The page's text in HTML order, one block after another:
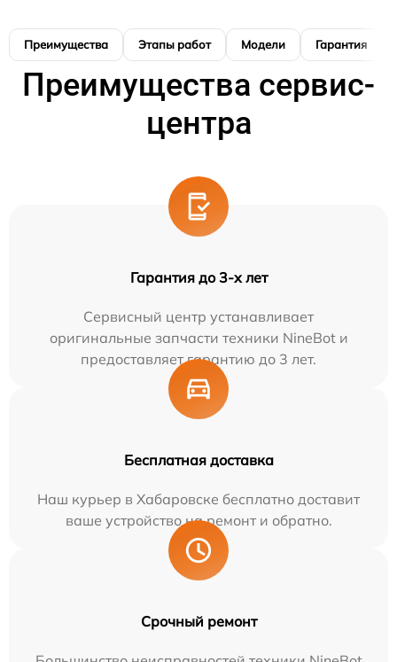
Преимущества Этапы работ Модели Гарантия
Преимущества сервис-
центра
Гарантия до 3-х лет
Сервисный центр устанавливает
оригинальные запчасти техники NineBot и
предоставляет гарантию до 3 лет.
Бесплатная доставка
Наш курьер в Хабаровске бесплатно доставит
ваше устройство на ремонт и обратно.
Срочный ремонт